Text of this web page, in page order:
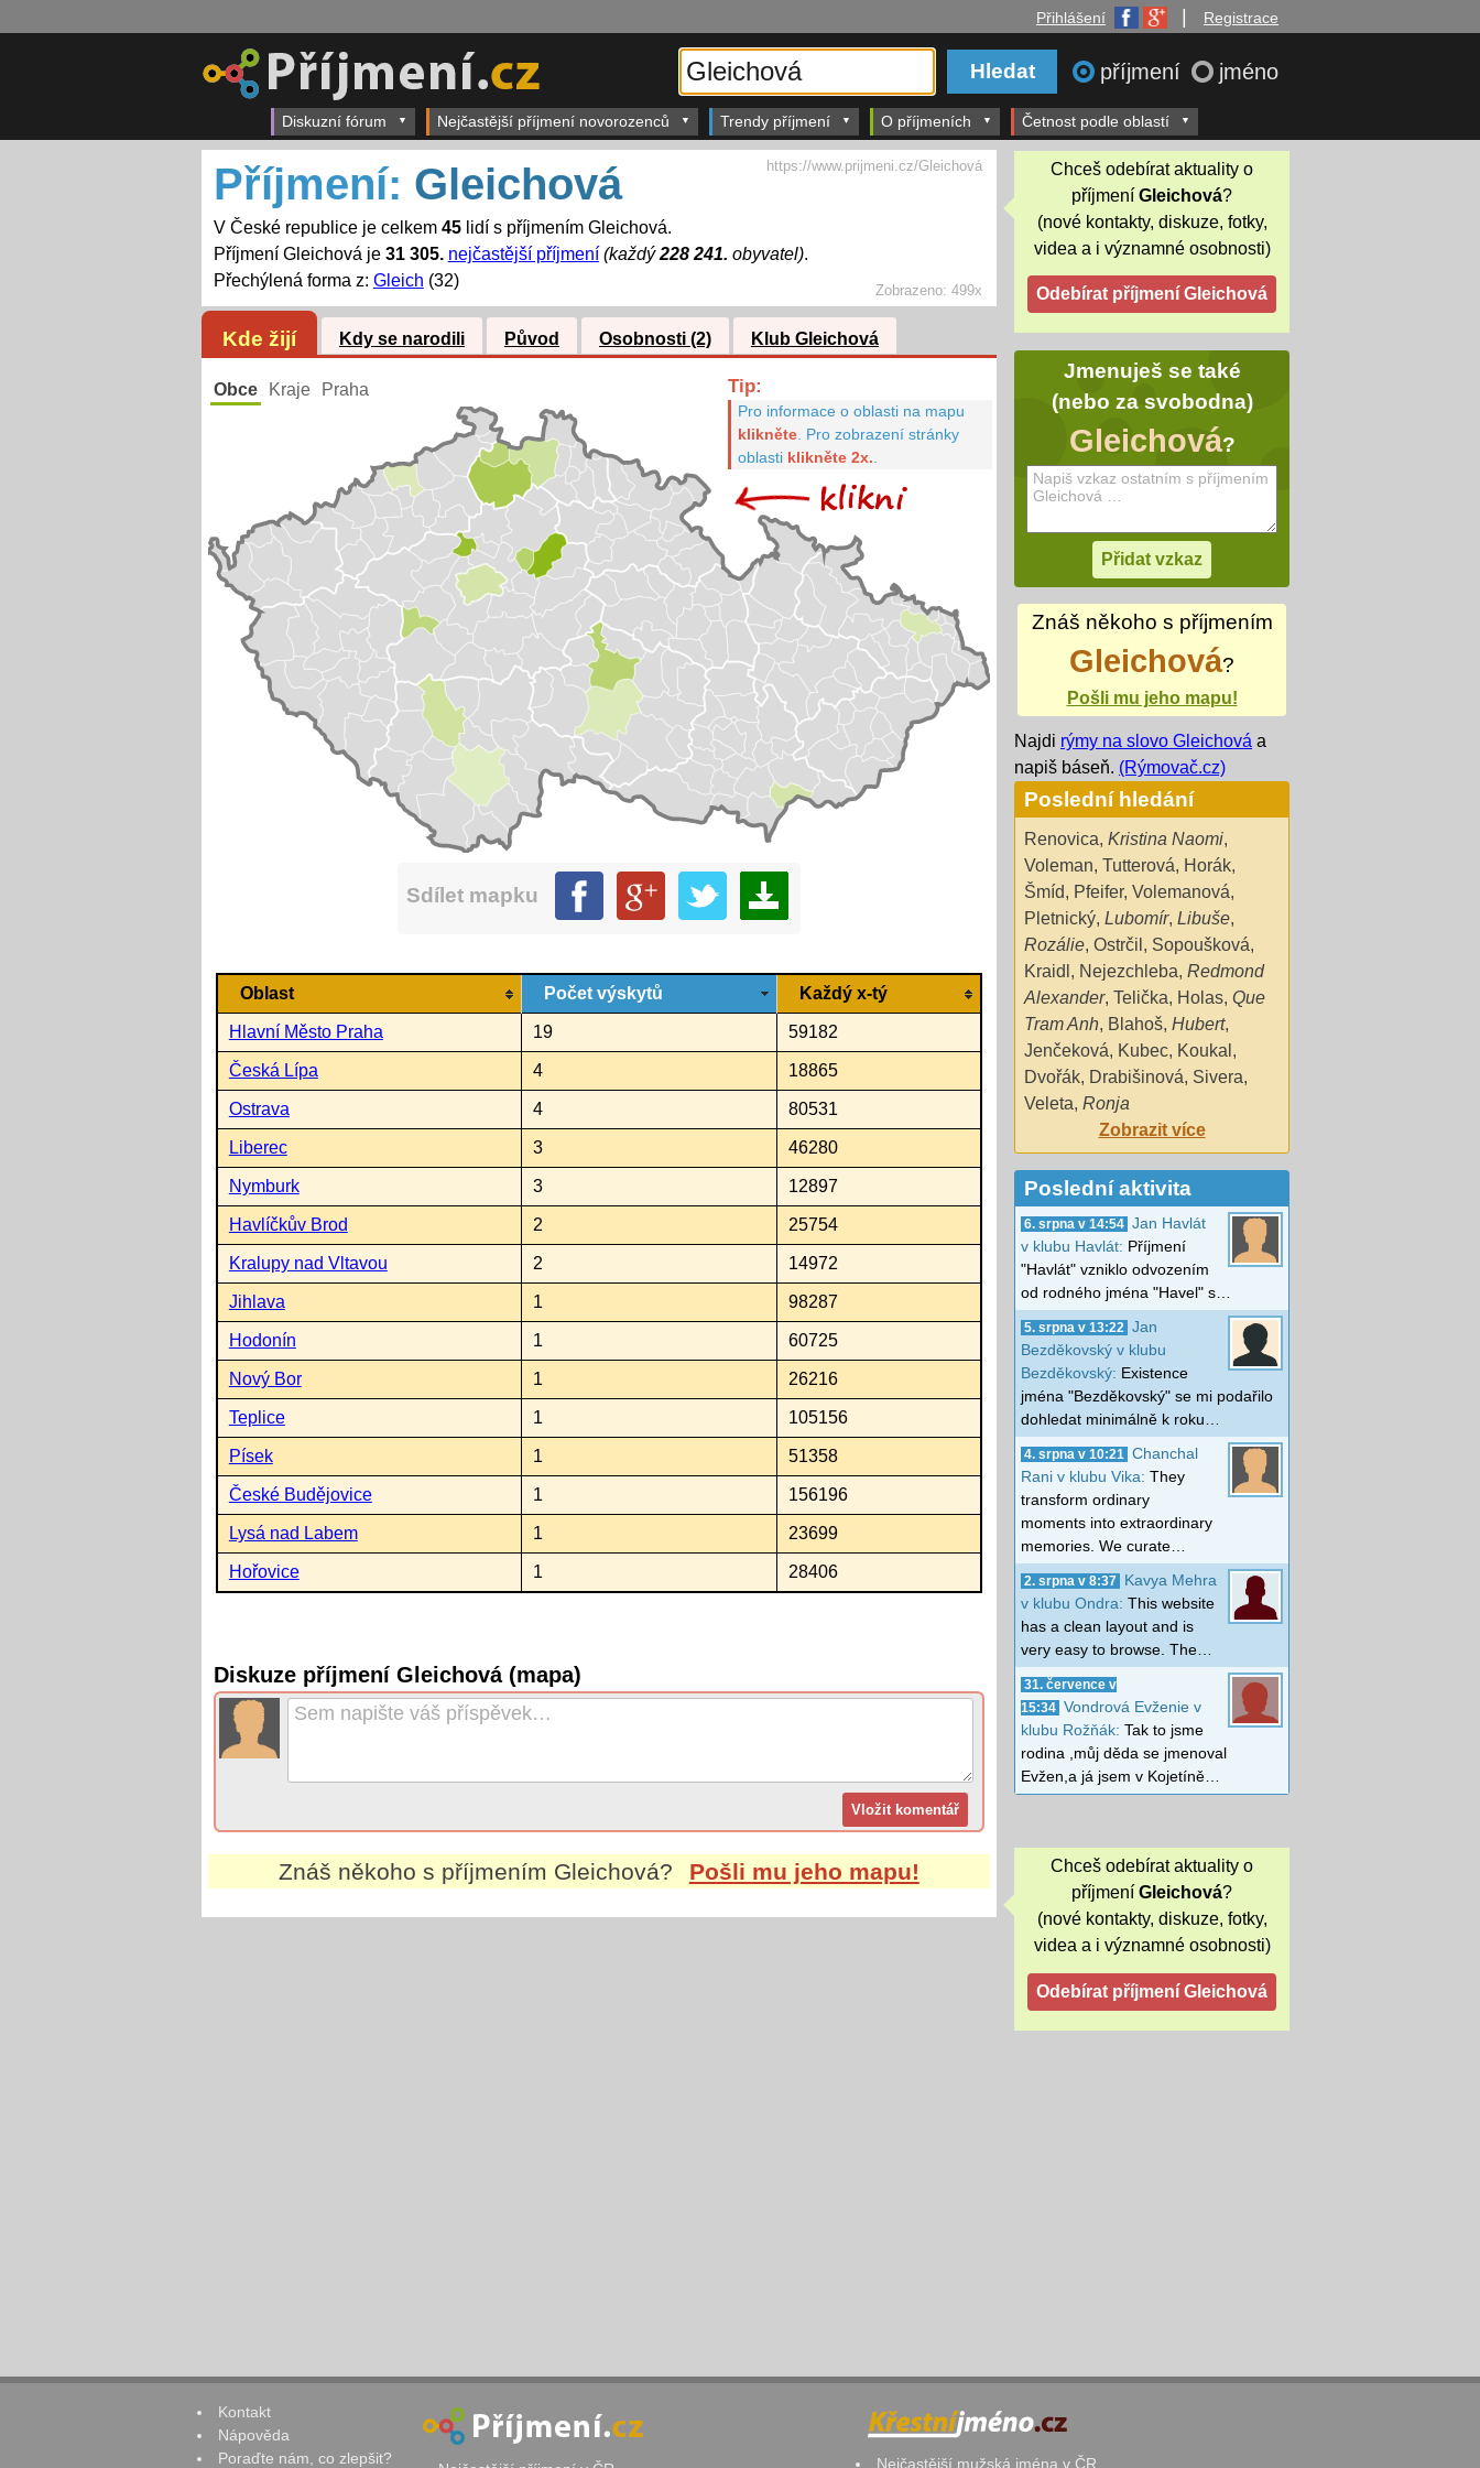
Přihlášení Registrace
příjmení jméno
Diskuzní fórum Nejčastější příjmení novorozenců Trendy příjmení O příjmeních Četnost podle oblastí
Zobrazeno:499x
Příjmení: Gleichová
V České republice je celkem 45lidí s příjmením Gleichová.
Příjmení Gleichová je 31 305. nejčastější příjmení (každý228 241. obyvatel).
Přechýlená forma z: Gleich (32)
https://www.prijmeni.cz/Gleichová
Kde žijí Kdy se narodili Původ Osobnosti (2) Klub Gleichová
Obce Kraje Praha Tip:
Pro informace o oblasti na mapu
klikněte. Pro zobrazení stránky
oblasti klikněte 2x.
Sdílet mapku
Oblast Počet výskytů Každý x-tý
Hlavní Město Praha 19 59182
Česká Lípa 4 18865
Ostrava 4 80531
Liberec 3 46280
Nymburk 3 12897
Havlíčkův Brod 2 25754
Kralupy nad Vltavou 2 14972
Jihlava 1 98287
Hodonín 1 60725
Nový Bor 1 26216
Teplice 1 105156
Písek 1 51358
České Budějovice 1 156196
Lysá nad Labem 1 23699
Hořovice 1 28406
Diskuze příjmení Gleichová (mapa)
Znáš někoho s příjmením Gleichová? Pošli mu jeho mapu!
Chceš odebírat aktuality o
příjmení Gleichová?
(nové kontakty, diskuze, fotky,
videa a i významné osobnosti)
Jmenuješ se také
(nebo za svobodna)
Gleichová?
Znáš někoho s příjmením
Gleichová?
Pošli mu jeho mapu!
Najdi rýmy na slovo Gleichová a
napiš báseň. (Rýmovač.cz)
Poslední hledání
Renovica, Kristina Naomi,
Voleman, Tutterová, Horák,
Šmíd, Pfeifer, Volemanová,
Pletnický, Lubomír, Libuše,
Rozálie, Ostrčil , Sopoušková,
Kraidl , Nejezchleba, Redmond
Alexander, Telička, Holas, Que
Tram Anh, Blahoš, Hubert,
Jenčeková, Kubec, Koukal ,
Dvořák, Drabišinová, Sivera,
Veleta, Ronja
Zobrazit více
Poslední aktivita
6. srpna v 14:54 Jan Havlát
v klubu Havlát: Příjmení
"Havlát" vzniklo odvozením
od rodného jména "Havel" s…
5. srpna v 13:22
Jan
Bezděkovský v klubu
Bezděkovský: Existence
jména "Bezděkovský" se mi podařilo
dohledat minimálně k roku…
4. srpna v 10:21
Chanchal
Rani v klubu Vika: They
transform ordinary
moments into extraordinary
memories. We curate…
2. srpna v 8:37
Kavya Mehra
v klubu Ondra: This website
has a clean layout and is
very easy to browse. The…
31. července v
15:34 Vondrová Evženie v
klubu Rožňák: Tak to jsme
rodina ,můj děda se jmenoval
Evžen,a já jsem v Kojetíně…
Chceš odebírat aktuality o
příjmení Gleichová?
(nové kontakty, diskuze, fotky,
videa a i významné osobnosti)
Kontakt
Nápověda
Poraďte nám, co zlepšit?
Nejčastější mužská jména v ČR